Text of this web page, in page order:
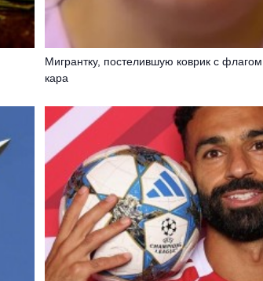
Мигрантку, постелившую коврик с
кара